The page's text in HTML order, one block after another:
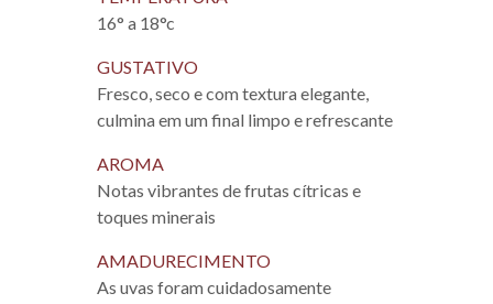
16° a 18°c
GUSTATIVO
Fresco, seco e com textura elegante,
culmina em um final limpo e refrescante
AROMA
Notas vibrantes de frutas cítricas e
toques minerais
AMADURECIMENTO
As uvas foram cuidadosamente